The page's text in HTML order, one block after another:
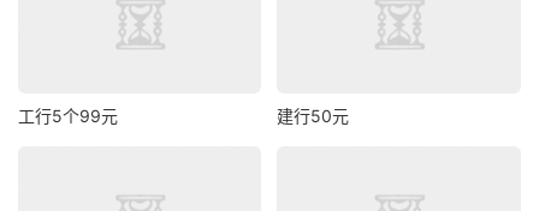
工行5个99元 建行50元